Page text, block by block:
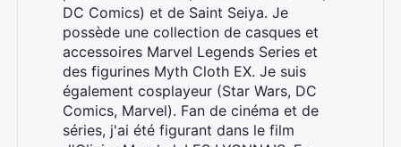
DC Comics) et de Saint Seiya. Je
possède une collection de casques et
accessoires Marvel Legends Series et
des figurines Myth Cloth EX. Je suis
également cosplayeur (Star Wars, DC
Comics, Marvel). Fan de cinéma et de
séries, j'ai été figurant dans le film